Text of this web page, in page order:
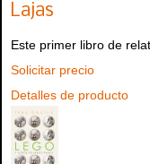
Lajas
Este primer libro de
Solicitar precio
Detalles de producto